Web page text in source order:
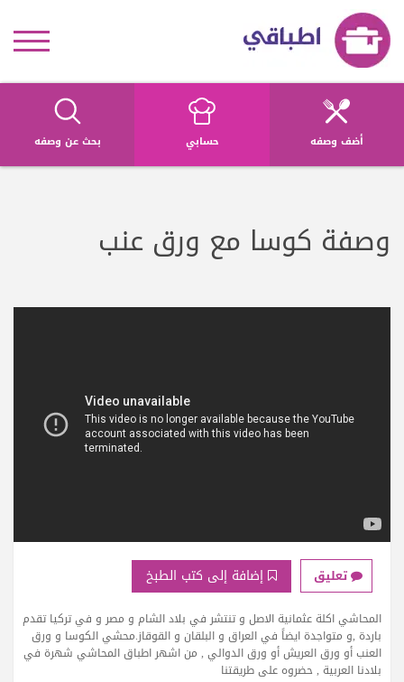
أضف وصفه حسابي بحث عن وصفه
وصفة كوسا مع ورق عنب
تعليق إضافة إلى كتب الطبخ
المحاشي اكلة عثمانية الاصل و تنتشر في بلاد الشام و مصر و في تركيا تقدم
باردة ,و متواجدة ايضاً في العراق و البلقان و القوقاز.محشي الكوسا و ورق
العنب أو ورق العريش أو ورق الدوالي , من اشهر اطباق المحاشي شهرة في
بلادنا العربية , حضروه على طريقتنا